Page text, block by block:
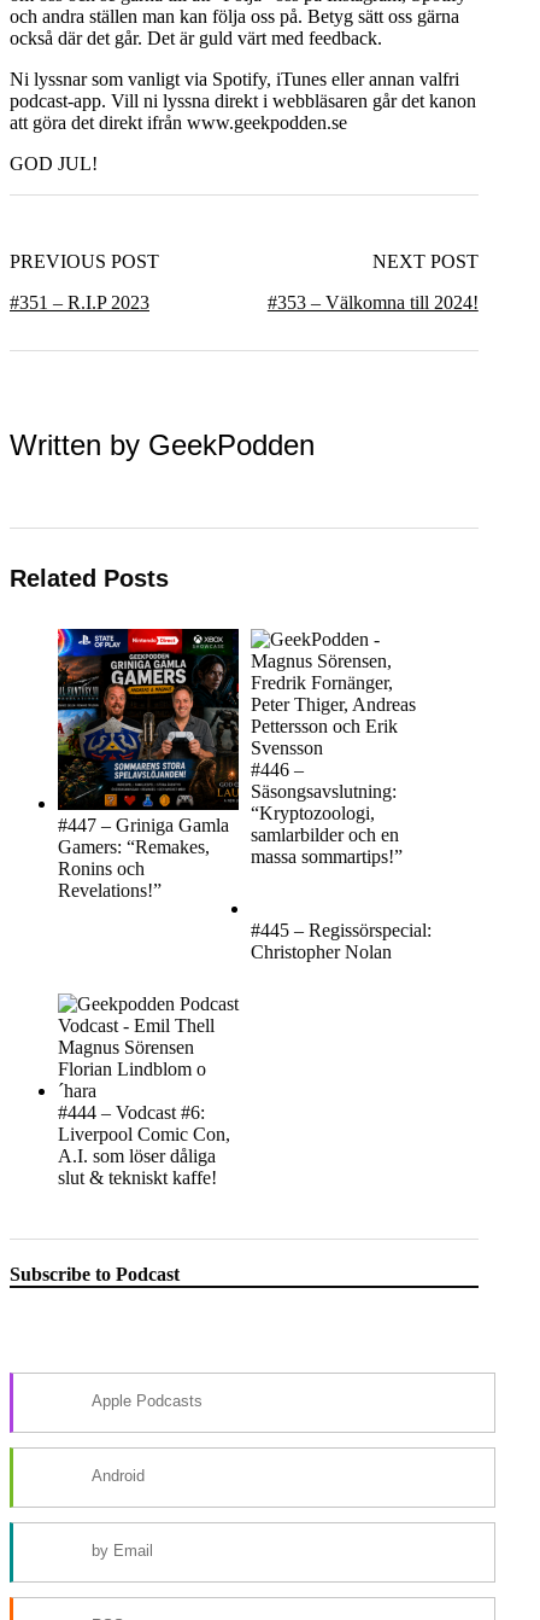
och andra ställen man kan följa oss på. Betyg sätt oss gärna
också där det går. Det är guld värt med feedback.
Ni lyssnar som vanligt via Spotify, iTunes eller annan valfri
podcast-app. Vill ni lyssna direkt i webbläsaren går det kanon
att göra det direkt ifrån www.geekpodden.se
GOD JUL!
PREVIOUS POST
#351 – R.I.P 2023
NEXT POST
#353 – Välkomna till 2024!
Written by GeekPodden
Related Posts
#447 – Griniga Gamla
Gamers: “Remakes,
Ronins och
Revelations!”
#446 –
Säsongsavslutning:
“Kryptozoologi,
samlarbilder och en
massa sommartips!”
#445 – Regissörspecial:
Christopher Nolan
#444 – Vodcast #6:
Liverpool Comic Con,
A.I. som löser dåliga
slut & tekniskt kaffe!
Subscribe to Podcast
Apple Podcasts
Android
by Email